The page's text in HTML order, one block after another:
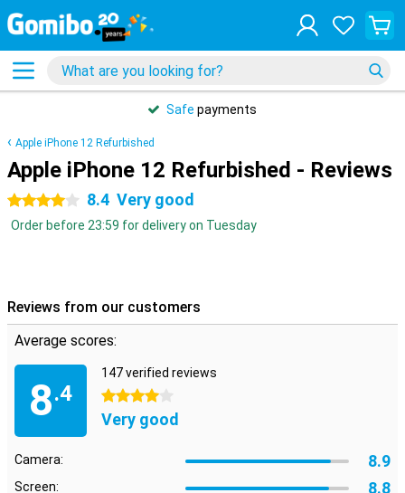
Safe payments
Apple iPhone 12 Refurbished
Apple iPhone 12 Refurbished - Reviews
4 stars 8.4 Very good
Order before 23:59 for delivery on Tuesday
Reviews from our customers
Average scores:
8.4
147 verified reviews
4 stars
Very good
Camera: 8.9
Screen: 8.8